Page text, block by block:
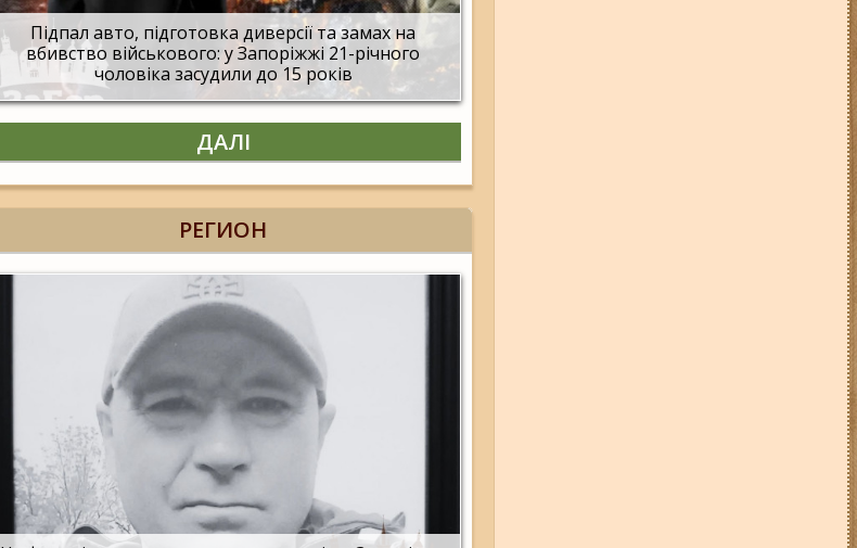
Підпал авто, підготовка диверсії та замах на
вбивство військового: у Запоріжжі 21-річного
чоловіка засудили до 15 років
ДАЛІ
РЕГИОН